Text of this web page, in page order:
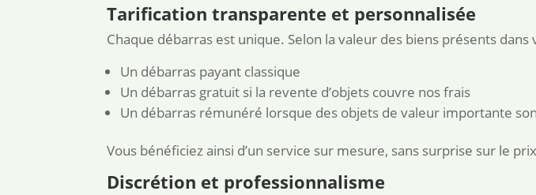
Tarification transparente et personnalisée
Chaque débarras est unique. Selon la valeur des biens présents
Un débarras payant classique
Un débarras gratuit si la revente d’objets couvre nos frais
Un débarras rémunéré lorsque des objets de valeur importante
Vous bénéficiez ainsi d’un service sur mesure, sans surprise sur le
Discrétion et professionnalisme